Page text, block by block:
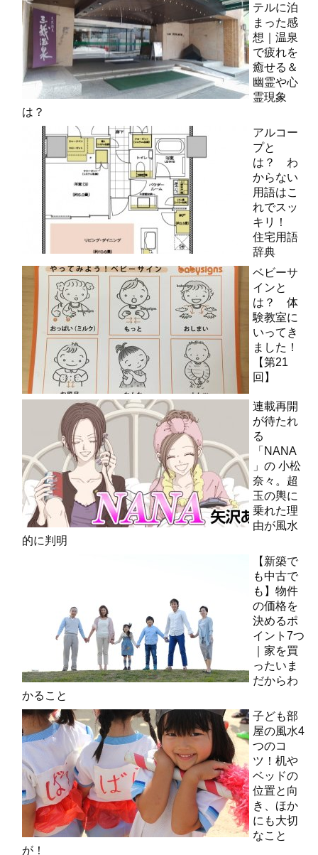
テルに泊
まった感
想｜温泉
で疲れを
癒せる＆
幽霊や心
霊現象
は？
アルコー
プと
は？ わ
からない
用語はこ
れでスッ
キリ！
住宅用語
辞典
ベビーサ
インと
は？ 体
験教室に
いってき
ました！
【第21
回】
連載再開
が待たれ
る
「NANA
」の 小松
奈々。超
玉の輿に
乗れた理
由が風水
的に判明
【新築で
も中古で
も】物件
の価格を
決めるポ
イント7つ
｜家を買
ったいま
だからわ
かること
子ども部
屋の風水4
つのコ
ツ！机や
ベッドの
位置と向
き、ほか
にも大切
なこと
が！